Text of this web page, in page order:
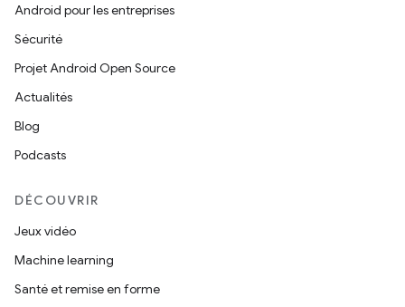
Android pour les entreprises
Sécurité
Projet Android Open Source
Actualités
Blog
Podcasts
DÉCOUVRIR
Jeux vidéo
Machine learning
Santé et remise en forme